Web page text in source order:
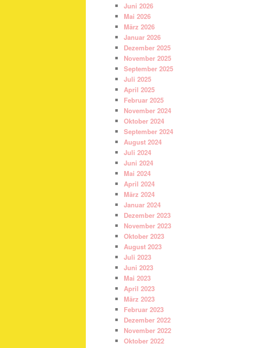
Juni 2026
Mai 2026
März 2026
Januar 2026
Dezember 2025
November 2025
September 2025
Juli 2025
April 2025
Februar 2025
November 2024
Oktober 2024
September 2024
August 2024
Juli 2024
Juni 2024
Mai 2024
April 2024
März 2024
Januar 2024
Dezember 2023
November 2023
Oktober 2023
August 2023
Juli 2023
Juni 2023
Mai 2023
April 2023
März 2023
Februar 2023
Dezember 2022
November 2022
Oktober 2022